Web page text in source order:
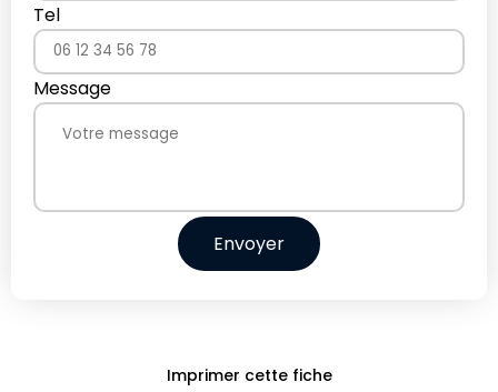
Tel
Message
Envoyer
Imprimer cette fiche